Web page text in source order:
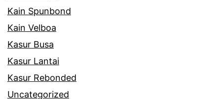
Kain Spunbond
Kain Velboa
Kasur Busa
Kasur Lantai
Kasur Rebonded
Uncategorized